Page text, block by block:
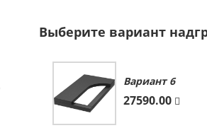
Выберите вариант
Вариант 6
27590.00